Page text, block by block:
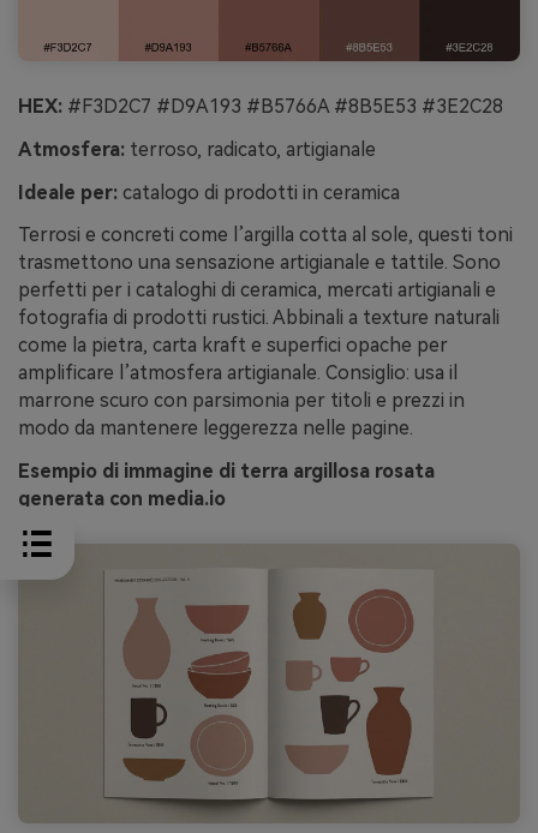
HEX: #F3D2C7 #D9A193 #B5766A #8B5E53 #3E2C28
Atmosfera: terroso, radicato, artigianale
Ideale per: catalogo di prodotti in ceramica
Terrosi e concreti come l’argilla cotta al sole, questi toni
trasmettono una sensazione artigianale e tattile. Sono
perfetti per i cataloghi di ceramica, mercati artigianali e
fotografia di prodotti rustici. Abbinali a texture naturali
come la pietra, carta kraft e superfici opache per
amplificare l’atmosfera artigianale. Consiglio: usa il
marrone scuro con parsimonia per titoli e prezzi in
modo da mantenere leggerezza nelle pagine.
Esempio di immagine di terra argillosa rosata
generata con media.io